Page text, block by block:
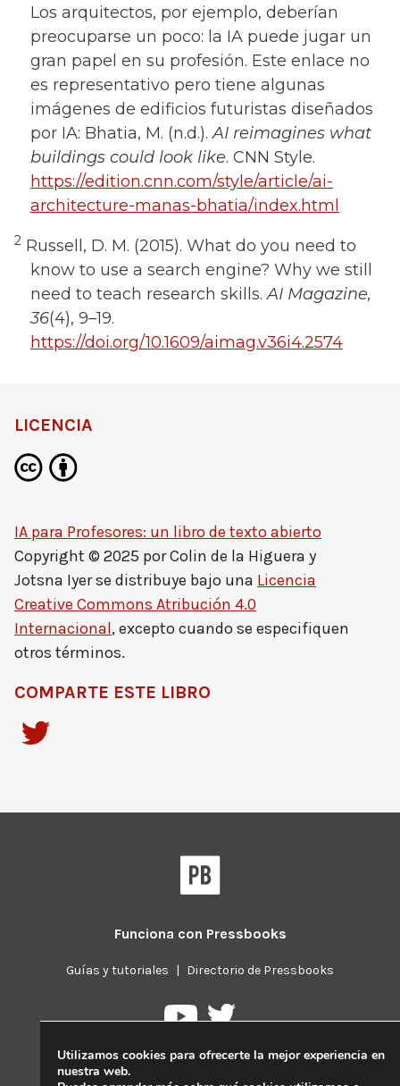
Los arquitectos, por ejemplo, deberían
preocuparse un poco: la IA puede jugar un
gran papel en su profesión. Este enlace no
es representativo pero tiene algunas
imágenes de edificios futuristas diseñados
por IA: Bhatia, M. (n.d.).AI reimagines what
buildings could look like. CNN Style.
https://edition.cnn.com/style/article/ai-
architecture-manas-bhatia/index.html
2 Russell, D. M. (2015). What do you need to
know to use a search engine? Why we still
need to teach research skills.AI Magazine,
36(4), 9–19.
https://doi.org/10.1609/aimag.v36i4.2574
LICENCIA
IA para Profesores: un libro de texto abierto
Copyright © 2025 porColin de la Higuera y
Jotsna Iyerse distribuye bajo una Licencia
Creative Commons Atribución 4.0
Internacional, excepto cuando se especifiquen
otros términos.
COMPARTE ESTE LIBRO
Funciona con Pressbooks
Guías y tutoriales Directorio de Pressbooks
Pressbooks
YouTube
Pressbooks
Twitter
Utilizamos cookies para ofrecerte la mejor experiencia en
nuestra web.